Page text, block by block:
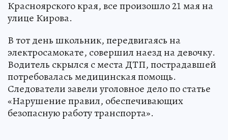
Красноярского края, все произошло 21 мая на
улице Кирова.
В тот день школьник, передвигаясь на
электросамокате, совершил наезд на девочку.
Водитель скрылся с места ДТП, пострадавшей
потребовалась медицинская помощь.
Следователи завели уголовное дело по статье
«Нарушение правил, обеспечивающих
безопасную работу транспорта».